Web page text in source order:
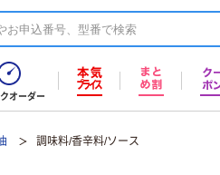
オーダー
調味料/香辛料/ソース